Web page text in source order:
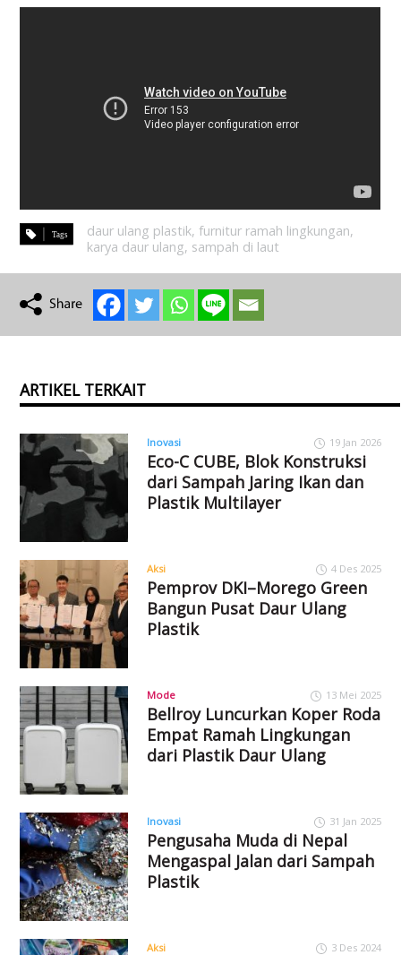
daur ulang plastik,furnitur ramah lingkungan,
karya daur ulang, sampah di laut
ARTIKEL TERKAIT
Inovasi 19 Jan 2026
Eco-C CUBE, Blok Konstruksi
dari Sampah Jaring Ikan dan
Plastik Multilayer
Aksi 4 Des 2025
Pemprov DKI–Morego Green
Bangun Pusat Daur Ulang
Plastik
Mode 13 Mei 2025
Bellroy Luncurkan Koper Roda
Empat Ramah Lingkungan
dari Plastik Daur Ulang
Inovasi 31 Jan 2025
Pengusaha Muda di Nepal
Mengaspal Jalan dari Sampah
Plastik
Aksi 3 Des 2024